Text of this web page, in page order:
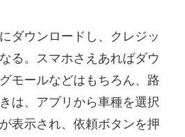
ダウンロードし、クレジッ
る。スマホさえあればダウ
モールなどはもちろん、路
は、アプリから車種を選択
表示され、依頼ボタンを押